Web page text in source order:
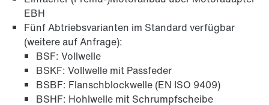
EBH
Fünf Abtriebsvarianten im Standard verfügbar
(weitere auf Anfrage):
BSF: Vollwelle
BSKF: Vollwelle mit Passfeder
BSBF: Flanschblockwelle (EN ISO 9409)
BSHF: Hohlwelle mit Schrumpfscheibe